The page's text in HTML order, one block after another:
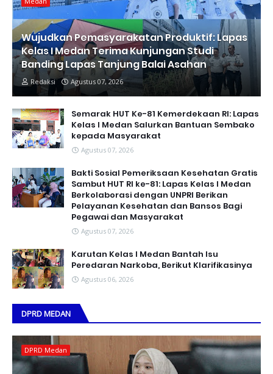
Wujudkan Pemasyarakatan Produktif: Lapas
Kelas I Medan Terima Kunjungan Studi
Banding Lapas Tanjung Balai Asahan
Redaksi Agustus 07, 2026
Semarak HUT Ke-81 Kemerdekaan RI: Lapas
Kelas I Medan Salurkan Bantuan Sembako
kepada Masyarakat
Agustus 07, 2026
Bakti Sosial Pemeriksaan Kesehatan Gratis
Sambut HUT RI ke-81: Lapas Kelas I Medan
Berkolaborasi dengan UNPRI Berikan
Pelayanan Kesehatan dan Bansos Bagi
Pegawai dan Masyarakat
Agustus 07, 2026
Karutan Kelas I Medan Bantah Isu
Peredaran Narkoba, Berikut Klarifikasinya
Agustus 06, 2026
DPRD MEDAN
DPRD Medan